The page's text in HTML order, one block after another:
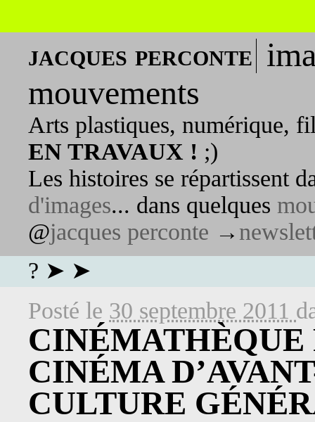
jacques perconte
mouvements
Arts plastiques, numérique,
EN TRAVAUX ! ;)
Les histoires se répartissent
d'images... dans quelques
@jacques perconte →
? ➤ ➤
Posté le 30 septembre 2011
CINÉMATHÈQUE
CINÉMA
CULTURE